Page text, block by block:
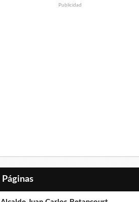
Publicidad
Páginas